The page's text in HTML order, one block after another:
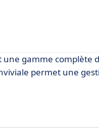
gamme complète
permet une